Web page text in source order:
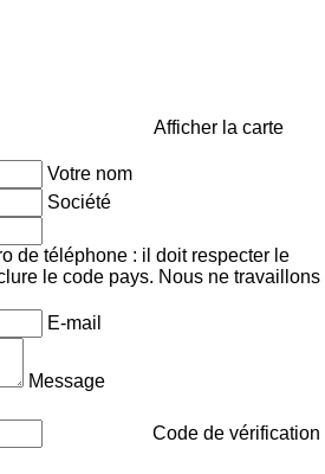
Afficher la carte
Votre nom
Société
de téléphone : il doit respecter le
le code pays. Nous ne travaillons
E-mail
Message
Code de vérification